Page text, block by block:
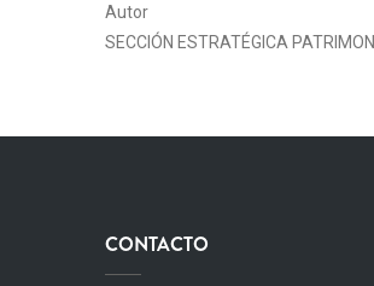
Autor
SECCIÓN ESTRATÉGICA
CONTACTO